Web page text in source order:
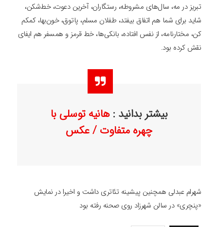
تبریز در مه، سال‌های مشروطه، رستگاران، آخرین دعوت، خط‌شکن،
شاید برای شما هم اتفاق بیفتد، طفلان مسلم، پاتوق، خون‌بها، کمکم
کن، مختارنامه، از نفس افتاده، بانکی‌ها، خط قرمز و همسفر هم ایفای
نقش کرده بود.
بیشتر بدانید :هانیه توسلی با
چهره متفاوت / عکس
شهرام عبدلی همچنین پیشینه تئاتری داشت و اخیرا در نمایش
«پنچری» در سالن شهرزاد روی صحنه رفته بود